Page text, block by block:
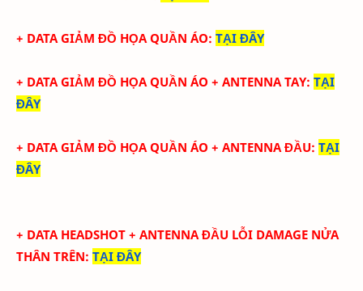
+ DATA GIẢM ĐỒ HỌA QUẦN ÁO: TẠI ĐÂY
+ DATA GIẢM ĐỒ HỌA QUẦN ÁO + ANTENNA TAY: TẠI
ĐÂY
+ DATA GIẢM ĐỒ HỌA QUẦN ÁO + ANTENNA ĐẦU: TẠI
ĐÂY
+ DATA HEADSHOT + ANTENNA ĐẦU LỖI DAMAGE NỬA
THÂN TRÊN: TẠI ĐÂY